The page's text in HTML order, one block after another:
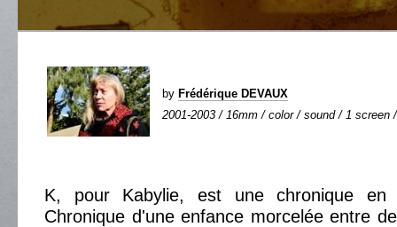
by Frédérique DEVAUX
2001-2003 / 16mm / color / sound / 1 screen
K, pour Kabylie, est une chronique en
Chronique d'une enfance morcelée entre